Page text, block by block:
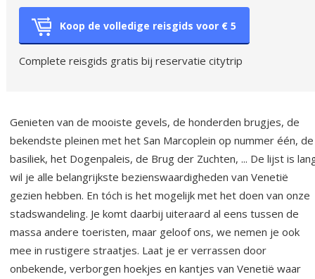
Koop de volledige reisgids voor € 5
Complete reisgids gratis bij reservatie citytrip
Genieten van de mooiste gevels, de honderden brugjes, de
bekendste pleinen met het San Marcoplein op nummer één, de
basiliek, het Dogenpaleis, de Brug der Zuchten, ... De lijst is
wil je alle belangrijkste bezienswaardigheden van Venetië
gezien hebben. En tóch is het mogelijk met het doen van onze
stadswandeling. Je komt daarbij uiteraard al eens tussen de
massa andere toeristen, maar geloof ons, we nemen je ook
mee in rustigere straatjes. Laat je er verrassen door
onbekende, verborgen hoekjes en kantjes van Venetië waar